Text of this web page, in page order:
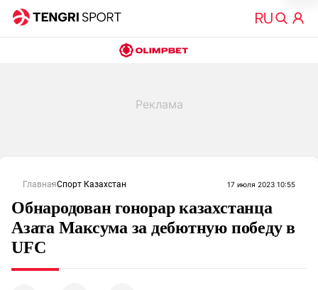
ГлавнаяСпорт Казахстан 17 июля 2023 10:55
Обнародован гонорар казахстанца
Азата Максума за дебютную победу в
UFC